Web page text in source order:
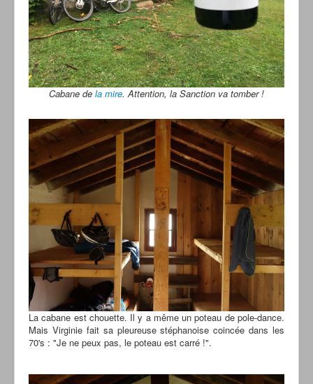
Cabane de la mire. Attention, la Sanction va tomber !
La cabane est chouette. Il y a même un poteau de pole-dance.
Mais Virginie fait sa pleureuse stéphanoise coincée dans les
70's : "Je ne peux pas, le poteau est carré !".